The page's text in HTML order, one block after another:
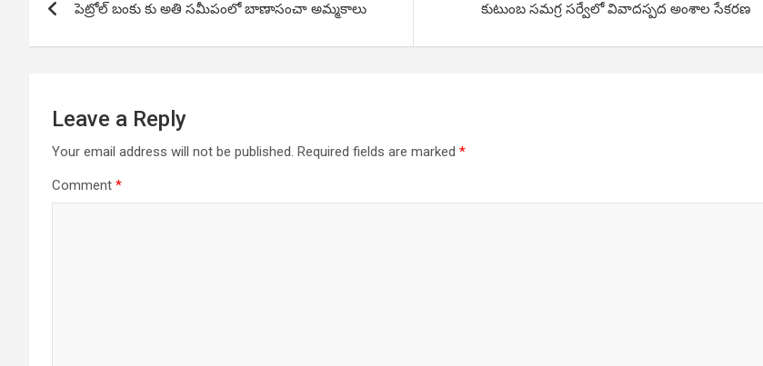
navigation
పెట్రోల్ బంకు కు అతి సమీపంలో బాణాసంచా అమ్మకాలు కుటుంబ సమగ్ర సర్వేలో వివాదస్పద అంశాల సేకరణ
Leave a Reply
Your email address will not be published. Required fields are marked *
Comment *